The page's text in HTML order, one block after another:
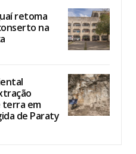
retoma
na
terra em
de Paraty